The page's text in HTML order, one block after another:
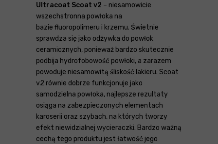
Ultracoat Scoat v2 – niesamowicie
wszechstronna powłoka na
bazie fluoropolimeru i krzemu. Świetnie
sprawdza się jako odżywka do powłok
ceramicznych, ponieważ bardzo skutecznie
podbija hydrofobowość powłoki, a zarazem
powoduje niesamowitą śliskość lakieru. Scoat
v2 równie dobrze funkcjonuje jako
samodzielna powłoka, najlepsze rezultaty
osiąga na zabezpieczonych elementach
karoserii oraz szybach, na których tworzy
efekt niewidzialnej wycieraczki. Bardzo ważną
cechą tego produktu jest łatwość jego